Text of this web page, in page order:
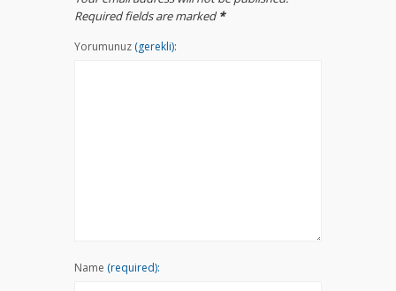
Required fields are marked*
Yorumunuz (gerekli):
Name (required):